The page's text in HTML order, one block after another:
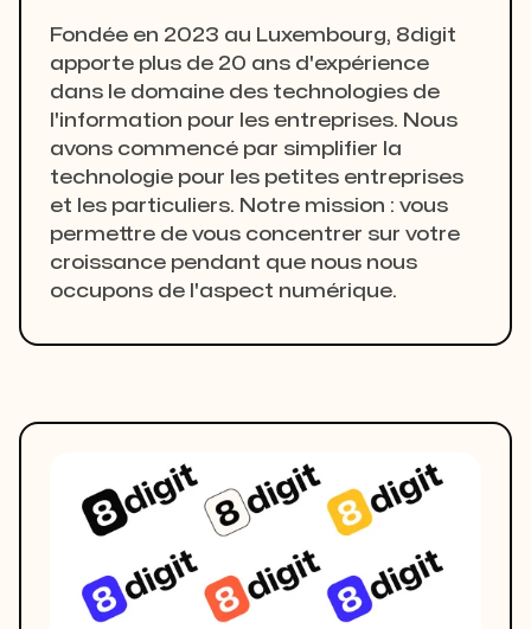
Fondée en 2023 au Luxembourg, 8digit
apporte plus de 20 ans d'expérience
dans le domaine des technologies de
l'information pour les entreprises. Nous
avons commencé par simplifier la
technologie pour les petites entreprises
et les particuliers. Notre mission : vous
permettre de vous concentrer sur votre
croissance pendant que nous nous
occupons de l'aspect numérique.